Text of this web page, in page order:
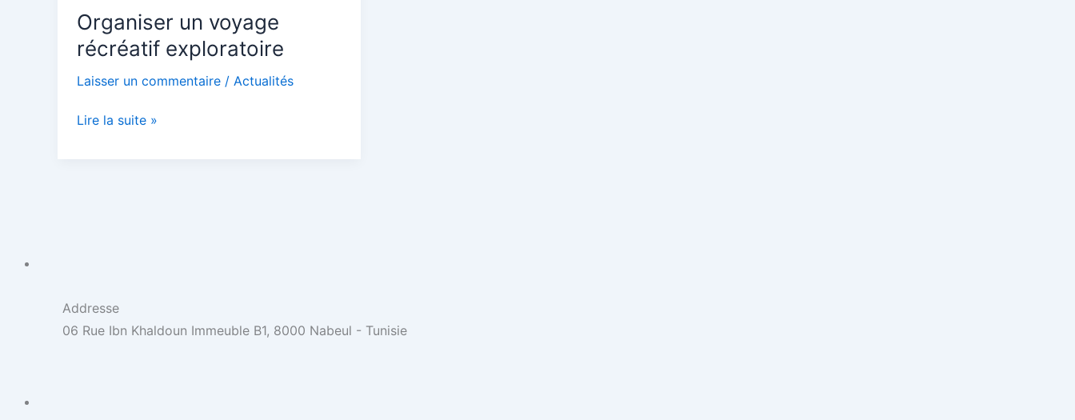
Organiser un voyage
récréatif exploratoire
Laisser un commentaire / Actualités
voyage
récréatif
exploratoire
Lire la suite »
Addresse
06 Rue Ibn Khaldoun Immeuble B1, 8000 Nabeul - Tunisie